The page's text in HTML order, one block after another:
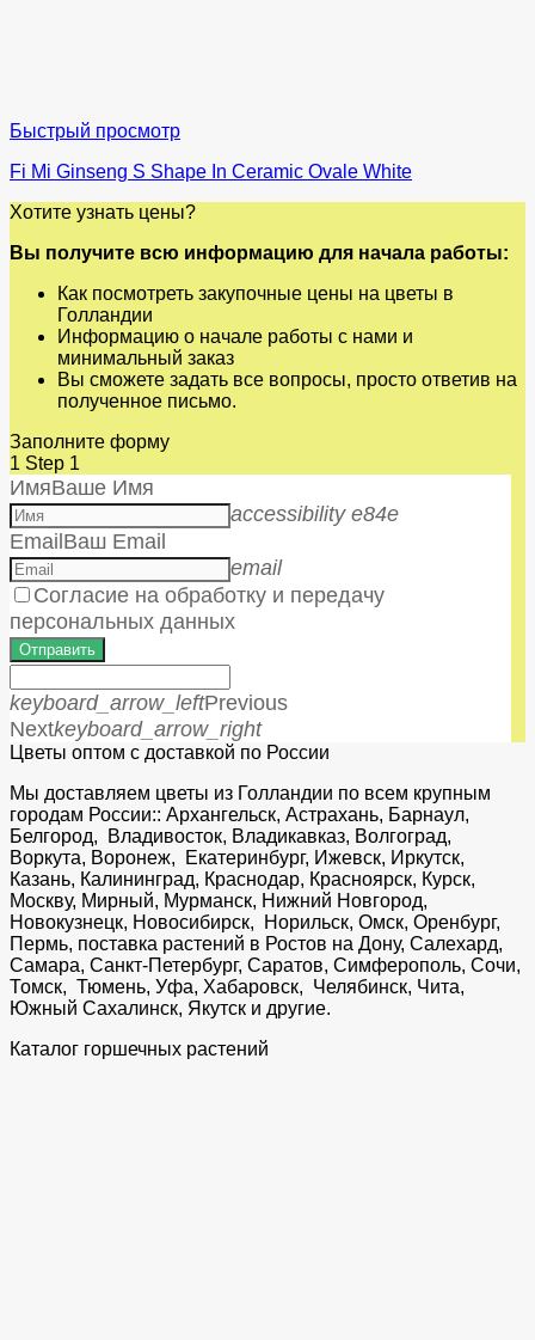
Быстрый просмотр
Fi Mi Ginseng S Shape In Ceramic Ovale White
Хотите узнать цены?
Вы получите всю информацию для начала работы:
Как посмотреть закупочные цены на цветы в
Голландии
Информацию о начале работы с нами и
минимальный заказ
Вы сможете задать все вопросы, просто ответив на
полученное письмо.
Заполните форму
1 Step 1
ИмяВаше Имя
accessibility e84e
EmailВаш Email
email
Согласие на обработку и передачу
персональных данных
Отправить
keyboard_arrow_leftPrevious
Nextkeyboard_arrow_right
Цветы оптом с доставкой по России
Мы доставляем цветы из Голландии по всем крупным
городам России:: Архангельск, Астрахань, Барнаул,
Белгород, Владивосток, Владикавказ, Волгоград,
Воркута, Воронеж, Екатеринбург, Ижевск, Иркутск,
Казань, Калининград, Краснодар, Красноярск, Курск,
Москву, Мирный, Мурманск, Нижний Новгород,
Новокузнецк, Новосибирск, Норильск, Омск, Оренбург,
Пермь, поставка растений в Ростов на Дону, Салехард,
Самара, Санкт-Петербург, Саратов, Симферополь, Сочи,
Томск, Тюмень, Уфа, Хабаровск, Челябинск, Чита,
Южный Сахалинск, Якутск и другие.
Каталог горшечных растений